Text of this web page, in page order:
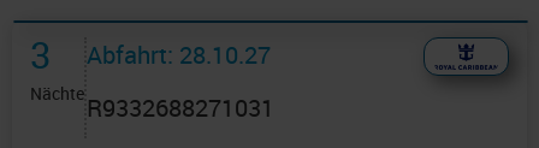
3
Nächte
Abfahrt: 28.10.27
R9332688271031